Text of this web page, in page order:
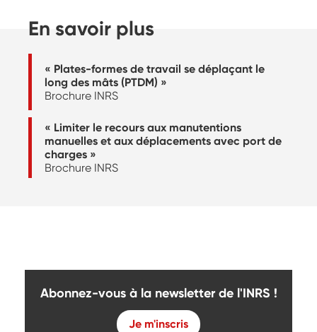
En savoir plus
« Plates-formes de travail se déplaçant le
long des mâts (PTDM) »
Brochure INRS
« Limiter le recours aux manutentions
manuelles et aux déplacements avec port de
charges »
Brochure INRS
Abonnez-vous à la newsletter de l'INRS !
Je m'inscris